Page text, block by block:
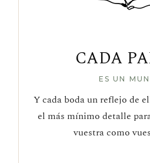
CADA
ES UN
Y cada boda un reflejo de
el más mínimo detalle
vuestra como